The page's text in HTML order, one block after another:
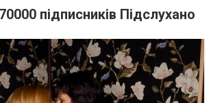
підписників Підслухано